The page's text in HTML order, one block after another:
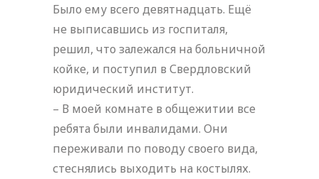
Было ему всего девятнадцать. Ещё
не выписавшись из госпиталя,
решил, что залежался на больничной
койке, и поступил в Свердловский
юридический институт.
– В моей комнате в общежитии все
ребята были инвалидами. Они
переживали по поводу своего вида,
стеснялись выходить на костылях.